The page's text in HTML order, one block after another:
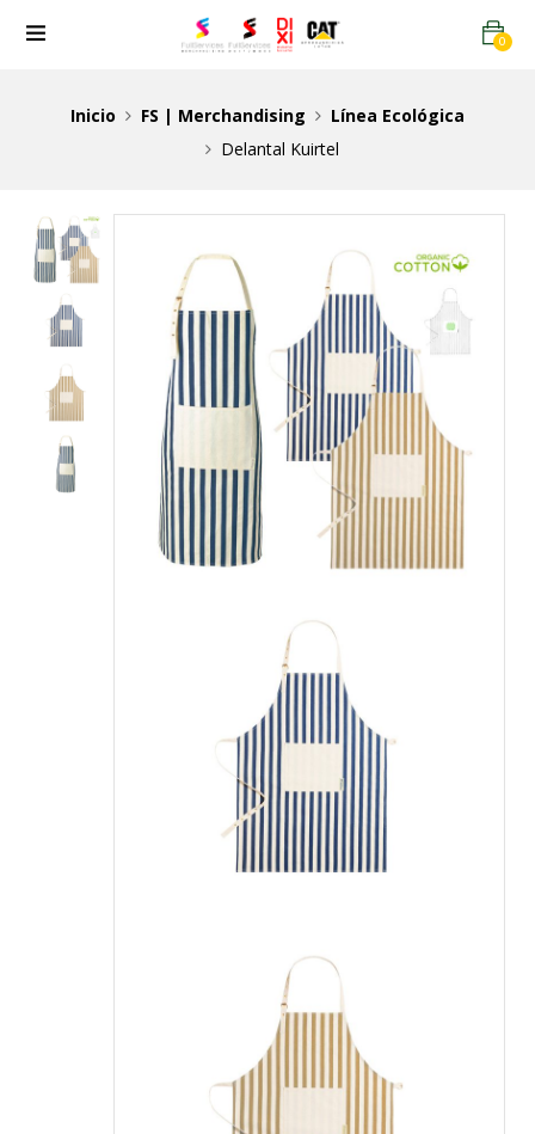
0
Inicio FS | Merchandising
Línea Ecológica
Delantal Kuirtel